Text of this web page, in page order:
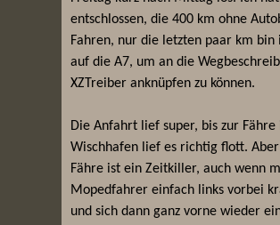
entschlossen, die 400 km ohne
Fahren, nur die letzten paar km bin
auf die A7, um an die
XZTreiber anknüpfen zu können.
Die Anfahrt lief super, bis zur Fähre
Wischhafen lief es richtig flott.
Fähre ist ein Zeitkiller, auch wenn
Mopedfahrer einfach links vorbei
und sich dann ganz vorne wieder